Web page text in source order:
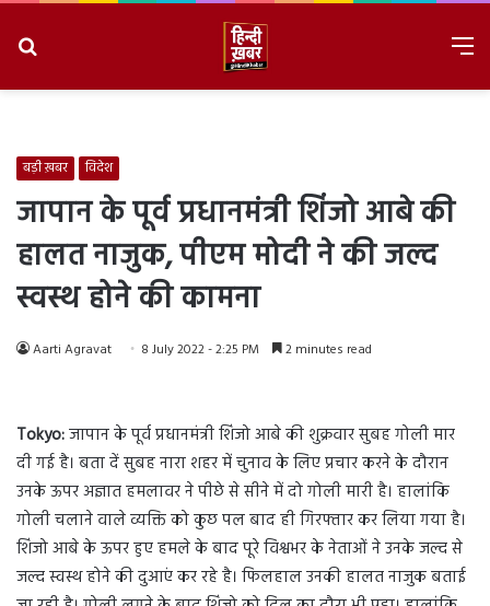
बड़ी ख़बर विदेश
जापान के पूर्व प्रधानमंत्री शिंजो आबे की
हालत नाजुक, पीएम मोदी ने की जल्द
स्वस्थ होने की कामना
Aarti Agravat 8 July 2022 - 2:25 PM 2 minutes read
Tokyo:जापान के पूर्व प्रधानमंत्री शिंजो आबे की शुक्रवार सुबह गोली मार
दी गई है। बता दें सुबह नारा शहर में चुनाव के लिए प्रचार करने के दौरान
उनके ऊपर अज्ञात हमलावर ने पीछे से सीने में दो गोली मारी है। हालांकि
गोली चलाने वाले व्यक्ति को कुछ पल बाद ही गिरफ्तार कर लिया गया है।
शिंजो आबे के ऊपर हुए हमले के बाद पूरे विश्वभर के नेताओं ने उनके जल्द से
जल्द स्वस्थ होने की दुआएं कर रहे है। फिलहाल उनकी हालत नाजुक बताई